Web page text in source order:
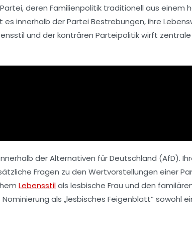
deren Familienpolitik traditionell aus einem
es innerhalb der Partei Bestrebungen, ihre
und der konträren Parteipolitikwirft zentrale
derAlternativen für Deutschland (AfD).
Fragen zu den Wertvorstellungen einer
Lebensstilals lesbische Frau und den
als „lesbisches Feigenblatt“ sowohl